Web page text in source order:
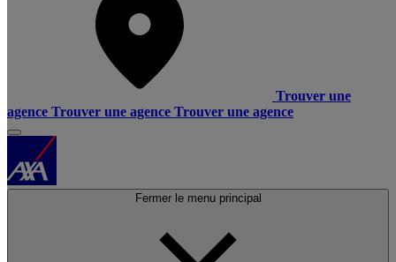
Trouver une
agence Trouver une agence Trouver une agence
Fermer le menu principal